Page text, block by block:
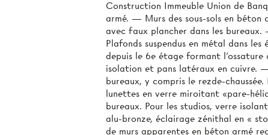
Construction Immeuble Union de
armé. — Murs des sous-sols en
avec faux plancher dans les
Plafonds suspendus en métal dans
depuis le 6e étage formant
isolation et pans latéraux en cuivre.
bureaux, y compris le rezde-
lunettes en verre miroitant «pare-
bureaux. Pour les studios, verre
alu-bronze, éclairage zénithal en «
de murs apparentes en béton armé